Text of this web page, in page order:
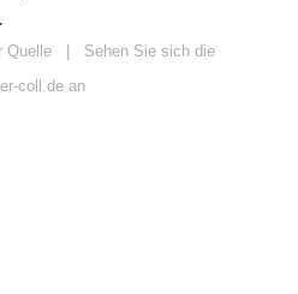
Quelle
Sehen Sie sich die
coll.de an